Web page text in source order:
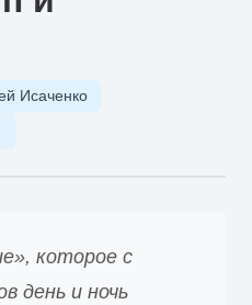
Исаченко
которое с
день и ночь